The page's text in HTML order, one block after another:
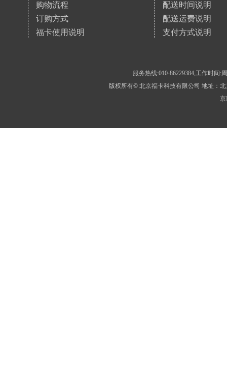
购物流程
订购方式
福卡使用说明
配送时间说明
配送运费说明
支付方式说明
服务热线:010-86229384,工作时间:
版权所有© 北京福卡科技有限公司 地址：
京